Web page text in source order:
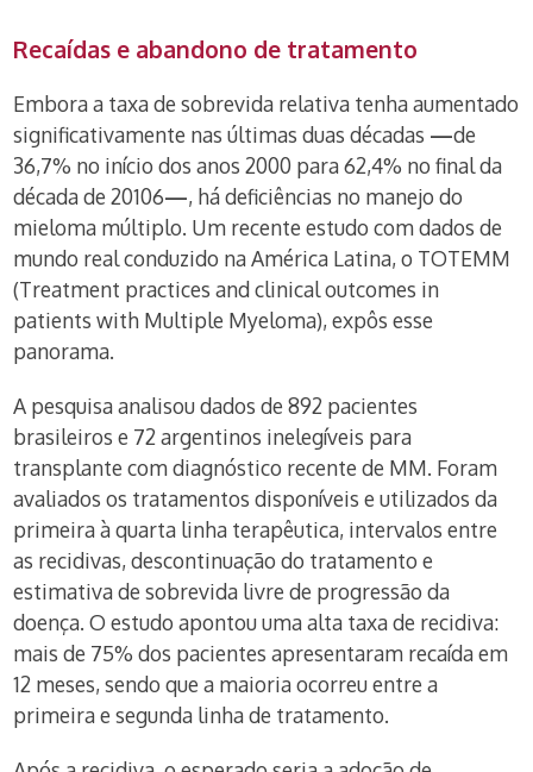
Recaídas e abandono de tratamento
Embora a taxa de sobrevida relativa tenha aumentado
significativamente nas últimas duas décadas —de
36,7% no início dos anos 2000 para 62,4% no final da
década de 20106—, há deficiências no manejo do
mieloma múltiplo. Um recente estudo com dados de
mundo real conduzido na América Latina, o TOTEMM
(Treatment practices and clinical outcomes in
patients with Multiple Myeloma), expôs esse
panorama.
A pesquisa analisou dados de 892 pacientes
brasileiros e 72 argentinos inelegíveis para
transplante com diagnóstico recente de MM. Foram
avaliados os tratamentos disponíveis e utilizados da
primeira à quarta linha terapêutica, intervalos entre
as recidivas, descontinuação do tratamento e
estimativa de sobrevida livre de progressão da
doença. O estudo apontou uma alta taxa de recidiva:
mais de 75% dos pacientes apresentaram recaída em
12 meses, sendo que a maioria ocorreu entre a
primeira e segunda linha de tratamento.